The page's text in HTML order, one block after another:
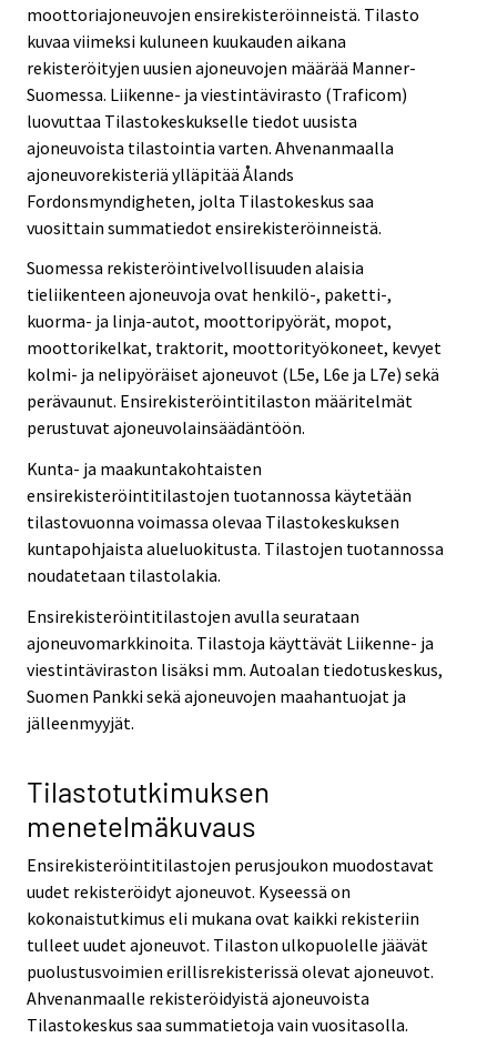
moottoriajoneuvojen ensirekisteröinneistä. Tilasto
kuvaa viimeksi kuluneen kuukauden aikana
rekisteröityjen uusien ajoneuvojen määrää Manner-
Suomessa. Liikenne- ja viestintävirasto (Traficom)
luovuttaa Tilastokeskukselle tiedot uusista
ajoneuvoista tilastointia varten. Ahvenanmaalla
ajoneuvorekisteriä ylläpitää Ålands
Fordonsmyndigheten, jolta Tilastokeskus saa
vuosittain summatiedot ensirekisteröinneistä.
Suomessa rekisteröintivelvollisuuden alaisia
tieliikenteen ajoneuvoja ovat henkilö-, paketti-,
kuorma- ja linja-autot, moottoripyörät, mopot,
moottorikelkat, traktorit, moottorityökoneet, kevyet
kolmi- ja nelipyöräiset ajoneuvot (L5e, L6e ja L7e) sekä
perävaunut. Ensirekisteröintitilaston määritelmät
perustuvat ajoneuvolainsäädäntöön.
Kunta- ja maakuntakohtaisten
ensirekisteröintitilastojen tuotannossa käytetään
tilastovuonna voimassa olevaa Tilastokeskuksen
kuntapohjaista alueluokitusta. Tilastojen tuotannossa
noudatetaan tilastolakia.
Ensirekisteröintitilastojen avulla seurataan
ajoneuvomarkkinoita. Tilastoja käyttävät Liikenne- ja
viestintäviraston lisäksi mm. Autoalan tiedotuskeskus,
Suomen Pankki sekä ajoneuvojen maahantuojat ja
jälleenmyyjät.
Tilastotutkimuksen
menetelmäkuvaus
Ensirekisteröintitilastojen perusjoukon muodostavat
uudet rekisteröidyt ajoneuvot. Kyseessä on
kokonaistutkimus eli mukana ovat kaikki rekisteriin
tulleet uudet ajoneuvot. Tilaston ulkopuolelle jäävät
puolustusvoimien erillisrekisterissä olevat ajoneuvot.
Ahvenanmaalle rekisteröidyistä ajoneuvoista
Tilastokeskus saa summatietoja vain vuositasolla.